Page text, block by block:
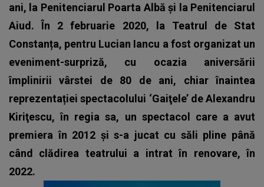
ani, la Penitenciarul Poarta Albă și la Penitenciarul
Aiud. În 2 februarie 2020, la Teatrul de Stat
Constanța, pentru Lucian Iancu a fost organizat un
eveniment-surpriză, cu ocazia aniversării
împlinirii vârstei de 80 de ani, chiar înaintea
reprezentației spectacolului ‘Gaiţele’ de Alexandru
Kiriţescu, în regia sa, un spectacol care a avut
premiera în 2012 și s-a jucat cu săli pline până
când clădirea teatrului a intrat în renovare, în
2022.